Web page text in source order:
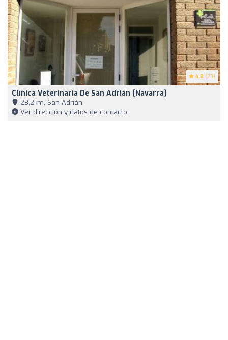
4.8 (23)
Clínica Veterinaria De San Adrián (Navarra)
23,2km, San Adrián
Ver dirección y datos de contacto